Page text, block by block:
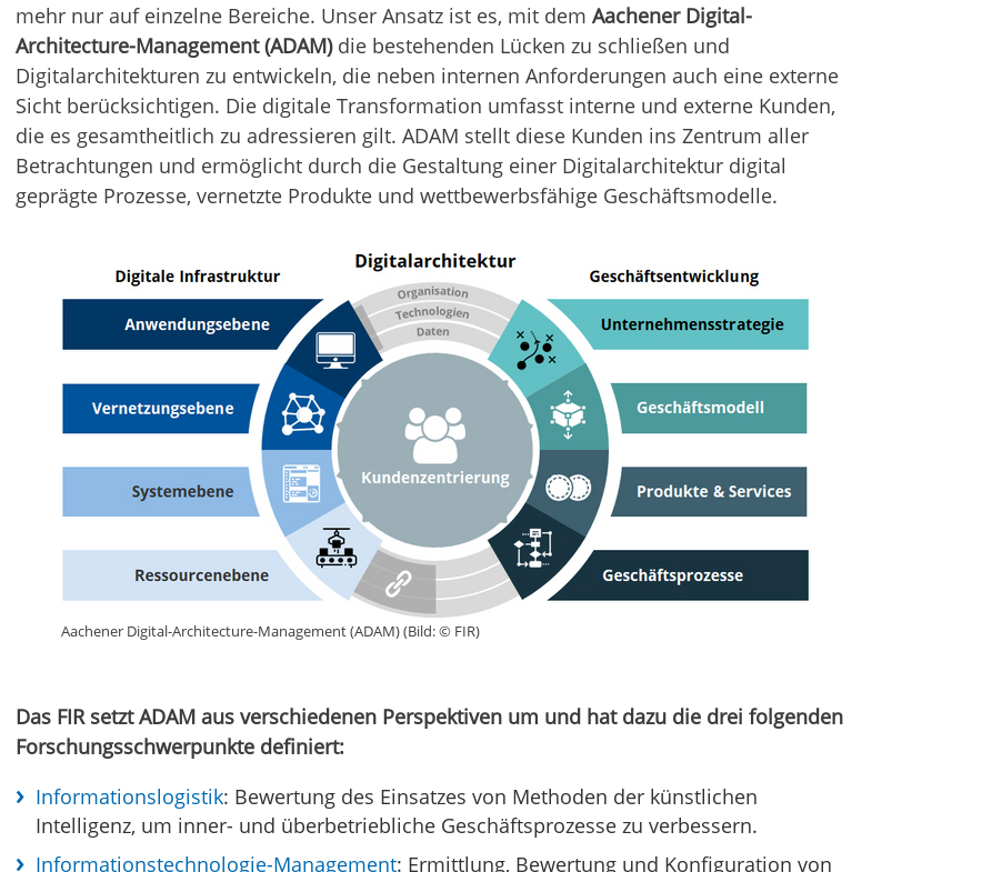
mehr nur auf einzelne Bereiche. Unser Ansatz ist es, mit dem Aachener Digital-
Architecture-Management (ADAM)die bestehenden Lücken zu schließen und
Digitalarchitekturen zu entwickeln, die neben internen Anforderungen auch eine externe
Sicht berücksichtigen. Die digitale Transformation umfasst interne und externe Kunden,
die es gesamtheitlich zu adressieren gilt. ADAM stellt diese Kunden ins Zentrum aller
Betrachtungen und ermöglicht durch die Gestaltung einer Digitalarchitektur digital
geprägte Prozesse, vernetzte Produkte und wettbewerbsfähige Geschäftsmodelle.
Aachener Digital-Architecture-Management (ADAM) (Bild: © FIR)
Das FIR setzt ADAM aus verschiedenen Perspektiven um und hat dazu die drei folgenden
Forschungsschwerpunkte definiert:
Informationslogistik: Bewertung des Einsatzes von Methoden der künstlichen
Intelligenz, um inner- und überbetriebliche Geschäftsprozesse zu verbessern.
Informationstechnologie-Management: Ermittlung, Bewertung und Konfiguration von